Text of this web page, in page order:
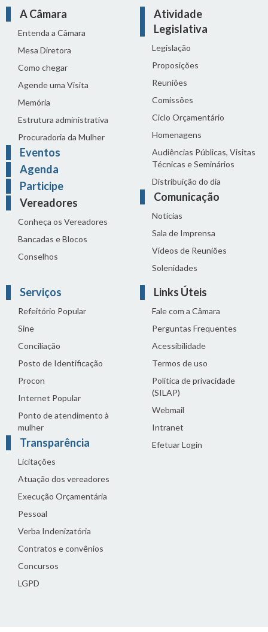
A Câmara
Entenda a Câmara
Mesa Diretora
Como chegar
Agende uma Visita
Memória
Estrutura administrativa
Procuradoria da Mulher
Eventos
Agenda
Participe
Vereadores
Conheça os Vereadores
Bancadas e Blocos
Conselhos
Atividade
Legislativa
Legislação
Proposições
Reuniões
Comissões
Ciclo Orçamentário
Homenagens
Audiências Públicas, Visitas
Técnicas e Seminários
Distribuição do dia
Comunicação
Notícias
Sala de Imprensa
Vídeos de Reuniões
Solenidades
Serviços
Refeitório Popular
Sine
Conciliação
Posto de Identificação
Procon
Internet Popular
Ponto de atendimento à
mulher
Transparência
Licitações
Atuação dos vereadores
Execução Orçamentária
Pessoal
Verba Indenizatória
Contratos e convênios
Concursos
LGPD
Links Úteis
Fale com a Câmara
Perguntas Frequentes
Acessibilidade
Termos de uso
Política de privacidade
(SILAP)
Webmail
Intranet
Efetuar Login